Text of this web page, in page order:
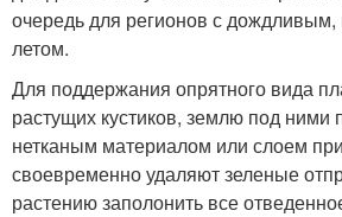
очередь для регионов с
летом.
Для поддержания опрятного вида
растущих кустиков, землю под
нетканым материалом или слоем
своевременно удаляют зеленые
растению заполонить все